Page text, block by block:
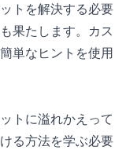
トを解決する必要
果たします。カス
単なヒントを使用
トに溢れかえって
る方法を学ぶ必要